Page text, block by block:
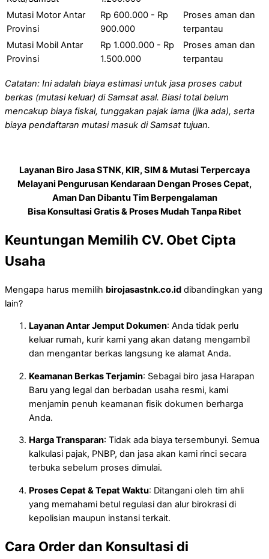
Mutasi Motor Antar
Provinsi
Rp 600.000 - Rp
900.000
Proses aman dan
terpantau
Mutasi Mobil Antar
Provinsi
Rp 1.000.000 - Rp
1.500.000
Proses aman dan
terpantau
Catatan: Ini adalah biaya estimasi untuk jasa proses cabut
berkas (mutasi keluar) di Samsat asal. Biasi total belum
mencakup biaya fiskal, tunggakan pajak lama (jika ada), serta
biaya pendaftaran mutasi masuk di Samsat tujuan.
Layanan Biro Jasa STNK, KIR, SIM & Mutasi Terpercaya
Melayani Pengurusan Kendaraan Dengan Proses Cepat,
Aman Dan Dibantu Tim Berpengalaman
Bisa Konsultasi Gratis & Proses Mudah Tanpa Ribet
Keuntungan Memilih CV. Obet Cipta
Usaha
Mengapa harus memilih birojasastnk.co.id dibandingkan yang
lain?
Layanan Antar Jemput Dokumen: Anda tidak perlu
keluar rumah, kurir kami yang akan datang mengambil
dan mengantar berkas langsung ke alamat Anda.
Keamanan Berkas Terjamin: Sebagai biro jasa Harapan
Baru yang legal dan berbadan usaha resmi, kami
menjamin penuh keamanan fisik dokumen berharga
Anda.
Harga Transparan: Tidak ada biaya tersembunyi. Semua
kalkulasi pajak, PNBP, dan jasa akan kami rinci secara
terbuka sebelum proses dimulai.
Proses Cepat & Tepat Waktu: Ditangani oleh tim ahli
yang memahami betul regulasi dan alur birokrasi di
kepolisian maupun instansi terkait.
Cara Order dan Konsultasi di